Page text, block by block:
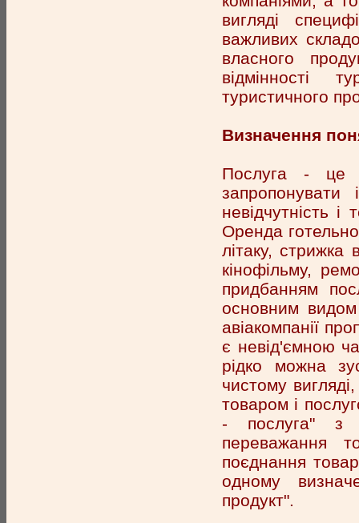
вигляді
важливих
власного
відмінності
туристичного
Визначення
Послуга - це
запропонувати
невідчутність
Оренда
літаку, стрижка
кінофільму,
придбанням
основним видом
авіакомпанії
є невід'ємною
рідко можна
чистому
товаром і
- послуга" з
переважання
поєднання
одному
продукт".